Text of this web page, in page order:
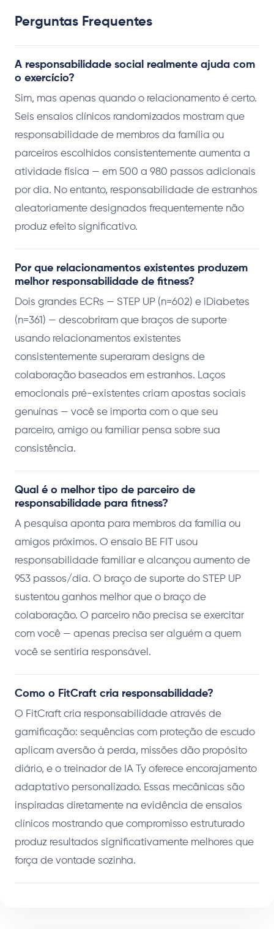
Perguntas Frequentes
A responsabilidade social realmente ajuda com
o exercício?
Sim, mas apenas quando o relacionamento é certo.
Seis ensaios clínicos randomizados mostram que
responsabilidade de membros da família ou
parceiros escolhidos consistentemente aumenta a
atividade física — em 500 a 980 passos adicionais
por dia. No entanto, responsabilidade de estranhos
aleatoriamente designados frequentemente não
produz efeito significativo.
Por que relacionamentos existentes produzem
melhor responsabilidade de fitness?
Dois grandes ECRs — STEP UP (n=602) e iDiabetes
(n=361) — descobriram que braços de suporte
usando relacionamentos existentes
consistentemente superaram designs de
colaboração baseados em estranhos. Laços
emocionais pré-existentes criam apostas sociais
genuínas — você se importa com o que seu
parceiro, amigo ou familiar pensa sobre sua
consistência.
Qual é o melhor tipo de parceiro de
responsabilidade para fitness?
A pesquisa aponta para membros da família ou
amigos próximos. O ensaio BE FIT usou
responsabilidade familiar e alcançou aumento de
953 passos/dia. O braço de suporte do STEP UP
sustentou ganhos melhor que o braço de
colaboração. O parceiro não precisa se exercitar
com você — apenas precisa ser alguém a quem
você se sentiria responsável.
Como o FitCraft cria responsabilidade?
O FitCraft cria responsabilidade através de
gamificação: sequências com proteção de escudo
aplicam aversão à perda, missões dão propósito
diário, e o treinador de IA Ty oferece encorajamento
adaptativo personalizado. Essas mecânicas são
inspiradas diretamente na evidência de ensaios
clínicos mostrando que compromisso estruturado
produz resultados significativamente melhores que
força de vontade sozinha.